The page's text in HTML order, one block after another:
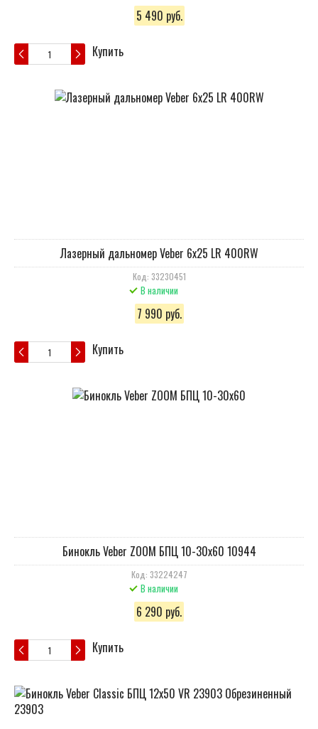
5 490 руб.
Купить
Лазерный дальномер Veber 6x25 LR 400RW
Код: 33230451
В наличии
7 990 руб.
Купить
Бинокль Veber ZOOM БПЦ 10-30x60 10944
Код: 33224247
В наличии
6 290 руб.
Купить